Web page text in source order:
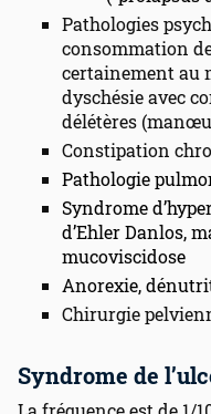
Pathologies
consommation
certainement au
dyschésie avec
délétères
Constipation
Pathologie
Syndrome
d’Ehler Danlos,
mucoviscidose
Anorexie,
Chirurgie
Syndrome de